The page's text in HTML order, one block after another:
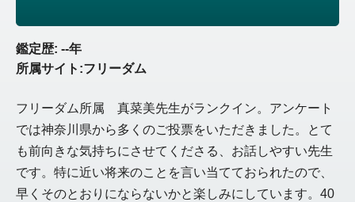
鑑定歴: --年
所属サイト:フリーダム
フリーダム所属 真菜美先生がランクイン。アンケート
では神奈川県から多くのご投票をいただきました。とて
も前向きな気持ちにさせてくださる、お話しやすい先生
です。特に近い将来のことを言い当てておられたので、
早くそのとおりにならないかと楽しみにしています。40